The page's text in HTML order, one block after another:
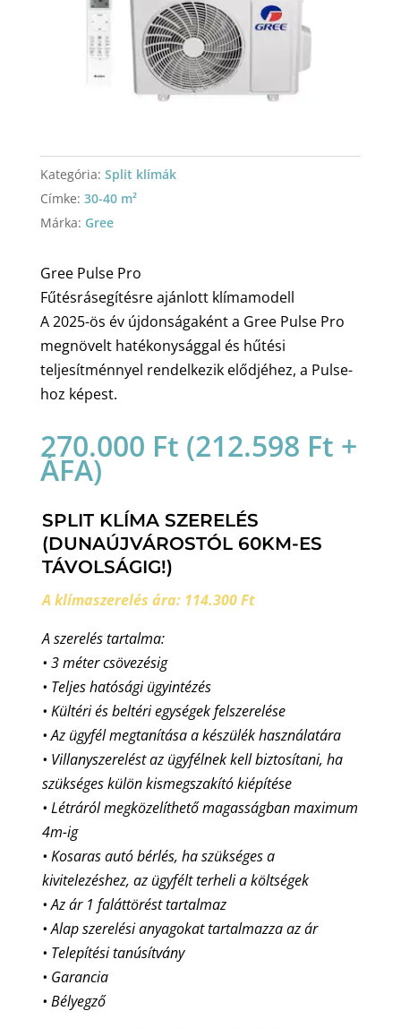
Kategória: Split klímák
Címke: 30-40 m²
Márka: Gree
Gree Pulse Pro
Fűtésrásegítésre ajánlott klímamodell
A 2025-ös év újdonságaként a Gree Pulse Pro
megnövelt hatékonysággal és hűtési
teljesítménnyel rendelkezik elődjéhez, a Pulse-
hoz képest.
270.000 Ft (212.598 Ft +
ÁFA)
SPLIT KLÍMA SZERELÉS
(DUNAÚJVÁROSTÓL 60KM-ES
TÁVOLSÁGIG!)
A klímaszerelés ára: 114.300 Ft
A szerelés tartalma:
• 3 méter csövezésig
• Teljes hatósági ügyintézés
• Kültéri és beltéri egységek felszerelése
• Az ügyfél megtanítása a készülék használatára
• Villanyszerelést az ügyfélnek kell biztosítani, ha
szükséges külön kismegszakító kiépítése
• Létráról megközelíthető magasságban maximum
4m-ig
• Kosaras autó bérlés, ha szükséges a
kivitelezéshez, az ügyfélt terheli a költségek
• Az ár 1 faláttörést tartalmaz
• Alap szerelési anyagokat tartalmazza az ár
• Telepítési tanúsítvány
• Garancia
• Bélyegző